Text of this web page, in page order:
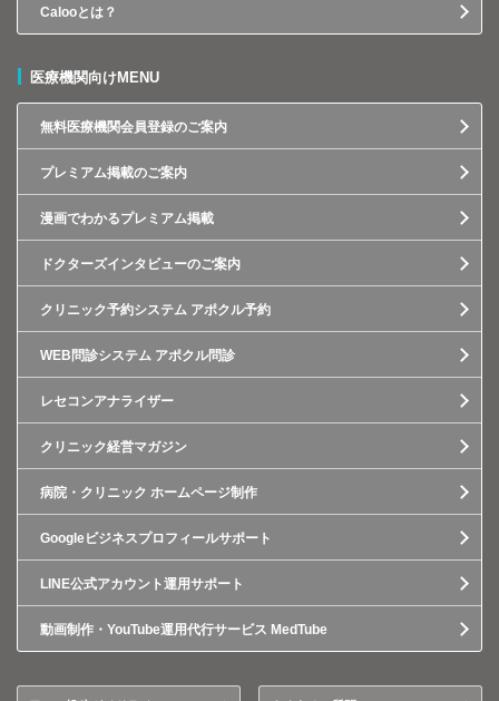
Calooとは？
医療機関向けMENU
無料医療機関会員登録のご案内
プレミアム掲載のご案内
漫画でわかるプレミアム掲載
ドクターズインタビューのご案内
クリニック予約システム アポクル予約
WEB問診システム アポクル問診
レセコンアナライザー
クリニック経営マガジン
病院・クリニック ホームページ制作
Googleビジネスプロフィールサポート
LINE公式アカウント運用サポート
動画制作・YouTube運用代行サービス MedTube